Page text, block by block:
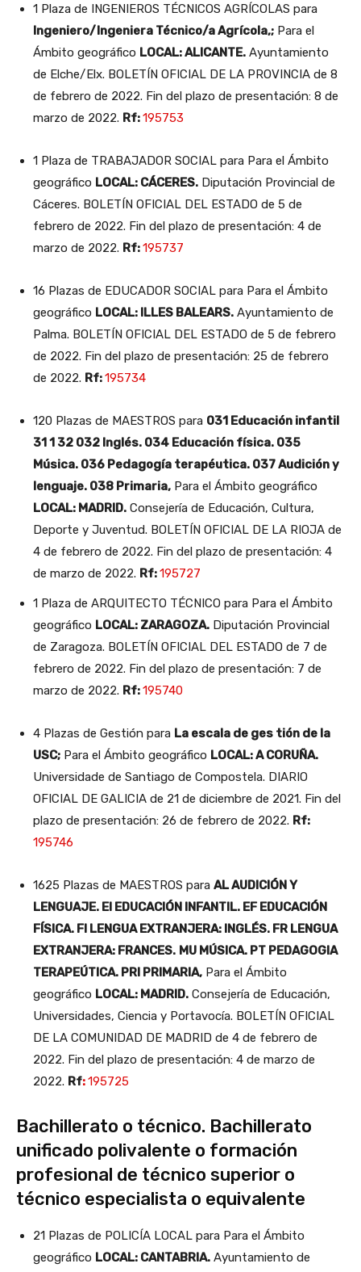
1 Plaza de INGENIEROS TÉCNICOS AGRÍCOLAS para
Ingeniero/Ingeniera Técnico/a Agrícola,; Para el
Ámbito geográfico LOCAL: ALICANTE. Ayuntamiento
de Elche/Elx. BOLETÍN OFICIAL DE LA PROVINCIA de 8
de febrero de 2022. Fin del plazo de presentación: 8 de
marzo de 2022. Rf:195753
1 Plaza de TRABAJADOR SOCIAL para Para el Ámbito
geográfico LOCAL: CÁCERES. Diputación Provincial de
Cáceres. BOLETÍN OFICIAL DEL ESTADO de 5 de
febrero de 2022. Fin del plazo de presentación: 4 de
marzo de 2022. Rf:195737
16 Plazas de EDUCADOR SOCIAL para Para el Ámbito
geográfico LOCAL: ILLES BALEARS. Ayuntamiento de
Palma. BOLETÍN OFICIAL DEL ESTADO de 5 de febrero
de 2022. Fin del plazo de presentación: 25 de febrero
de 2022. Rf:195734
120 Plazas de MAESTROS para 031 Educación infantil
31 1 32 032 Inglés. 034 Educación física. 035
Música. 036 Pedagogía terapéutica. 037 Audición y
lenguaje. 038 Primaria, Para el Ámbito geográfico
LOCAL: MADRID. Consejería de Educación, Cultura,
Deporte y Juventud. BOLETÍN OFICIAL DE LA RIOJA de
4 de febrero de 2022. Fin del plazo de presentación: 4
de marzo de 2022. Rf:195727
1 Plaza de ARQUITECTO TÉCNICO para Para el Ámbito
geográfico LOCAL: ZARAGOZA. Diputación Provincial
de Zaragoza. BOLETÍN OFICIAL DEL ESTADO de 7 de
febrero de 2022. Fin del plazo de presentación: 7 de
marzo de 2022. Rf:195740
4 Plazas de Gestión para La escala de ges tión de la
USC; Para el Ámbito geográfico LOCAL: A CORUÑA.
Universidade de Santiago de Compostela. DIARIO
OFICIAL DE GALICIA de 21 de diciembre de 2021. Fin del
plazo de presentación: 26 de febrero de 2022. Rf:
195746
1625 Plazas de MAESTROS para AL AUDICIÓN Y
LENGUAJE. EI EDUCACIÓN INFANTIL. EF EDUCACIÓN
FÍSICA. FI LENGUA EXTRANJERA: INGLÉS. FR LENGUA
EXTRANJERA: FRANCES. MU MÚSICA. PT PEDAGOGIA
TERAPEÚTICA. PRI PRIMARIA, Para el Ámbito
geográfico LOCAL: MADRID. Consejería de Educación,
Universidades, Ciencia y Portavocía. BOLETÍN OFICIAL
DE LA COMUNIDAD DE MADRID de 4 de febrero de
2022. Fin del plazo de presentación: 4 de marzo de
2022. Rf:195725
Bachillerato o técnico. Bachillerato
unificado polivalente o formación
profesional de técnico superior o
técnico especialista o equivalente
21 Plazas de POLICÍA LOCAL para Para el Ámbito
geográfico LOCAL: CANTABRIA. Ayuntamiento de